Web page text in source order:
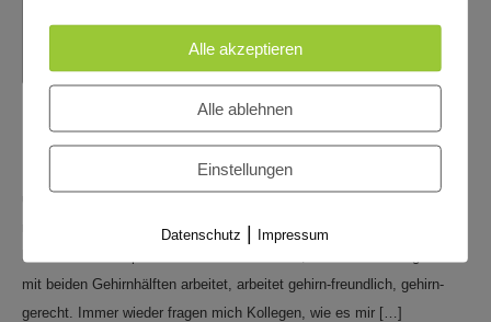
GEHEIMSCHRIFT NACH BIRKENBIHL
Unterricht sollte so abwechslungsreich wie möglich sein. Kreativität
und Entdeckerfreude der Kinder sollte immer im Fokus stehen. Rätsel
machen ihnen Spaß, Geheimschrift nicht minder. Gehirn-gerecht
lernen bedeutet spielerisch lernen Ich denke, wir sind uns einig- wer
mit beiden Gehirnhälften arbeitet, arbeitet gehirn-freundlich, gehirn-
gerecht. Immer wieder fragen mich Kollegen, wie es mir […]
Alle akzeptieren
Alle ablehnen
Einstellungen
Datenschutz | Impressum